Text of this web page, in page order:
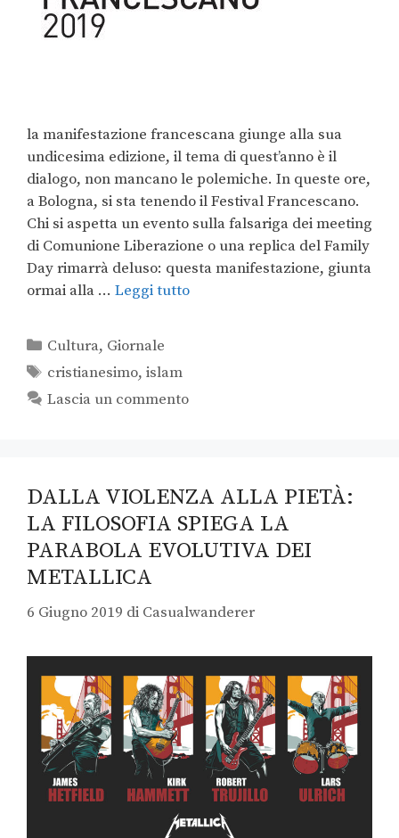
la manifestazione francescana giunge alla sua
undicesima edizione, il tema di quest’anno è il
dialogo, non mancano le polemiche. In queste ore,
a Bologna, si sta tenendo il Festival Francescano.
Chi si aspetta un evento sulla falsariga dei meeting
di Comunione Liberazione o una replica del Family
Day rimarrà deluso: questa manifestazione, giunta
ormai alla … Leggi tutto
Cultura, Giornale
cristianesimo,islam
Lascia un commento
DALLA VIOLENZA ALLA PIETÀ:
LA FILOSOFIA SPIEGA LA
PARABOLA EVOLUTIVA DEI
METALLICA
6 Giugno 2019 di Casualwanderer